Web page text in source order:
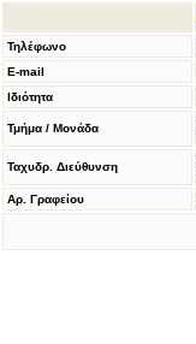
Τηλέφωνο
E-mail
Ιδιότητα
Τμήμα / Μονάδα
Ταχυδρ. Διεύθυνση
Αρ. Γραφείου